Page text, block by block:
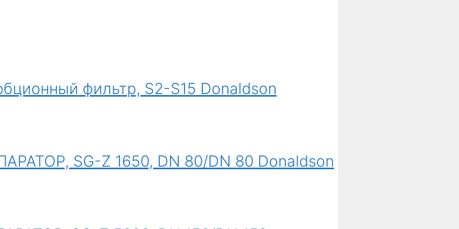
фильтр, S2-S15 Donaldson
SG-Z 1650, DN 80/DN 80 Donaldson